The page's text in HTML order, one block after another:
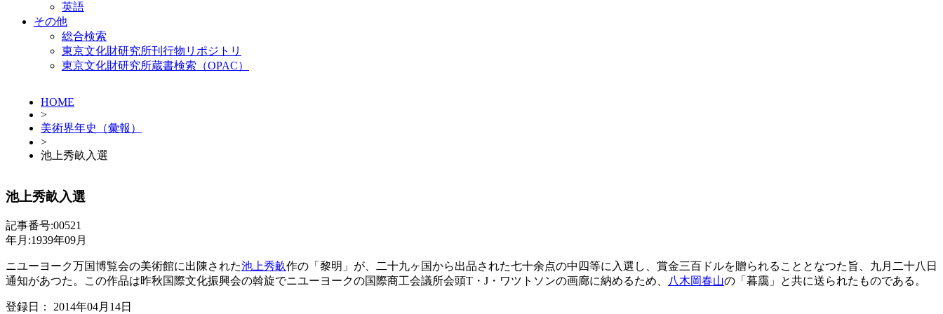
英語
その他
総合検索
東京文化財研究所刊行物リポジトリ
東京文化財研究所蔵書検索（OPAC）
HOME
>
美術界年史（彙報）
>
池上秀畝入選
池上秀畝入選
記事番号:00521
年月:1939年09月
ニユーヨーク万国博覧会の美術館に出陳された池上秀畝作の「黎明」が、二十九ヶ国から出品された七十余点の中四等に入選し、賞金三百ドルを贈られることとなつた旨、九月二十八日
通知があつた。この作品は昨秋国際文化振興会の斡旋でニユーヨークの国際商工会議所会頭T・J・ワツトソンの画廊に納めるため、
八木岡春山の「暮靄」と共に送られたものである。
登録日： 2014年04月14日